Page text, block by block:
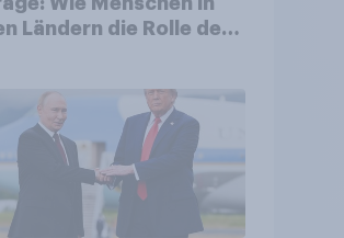
Ländern die Rolle der
und Bündnisse